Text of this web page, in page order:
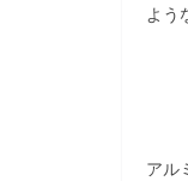
よう
アル